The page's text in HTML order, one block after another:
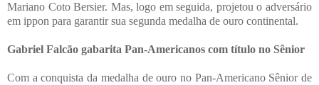
Mariano Coto Bersier. Mas, logo em seguida, projetou o adversário
em ippon para garantir sua segunda medalha de ouro continental.
Gabriel Falcão gabarita Pan-Americanos com título no Sênior
Com a conquista da medalha de ouro no Pan-Americano Sênior de